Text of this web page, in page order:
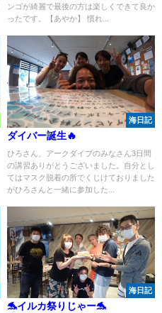
ンゴが綺麗で最後の方は楽しくできて良か
ったです。【あやか】 慣れ...
海日記
ダイバー誕生🔥
ひろさん、アークダイブのみなさん3日間
の講習ありがとうございました。自分とし
てはマスク脱着の所でくじけておりました
がひろさんと一緒に参加した...
海日記
🐬イルカ祭りじゃー🐬